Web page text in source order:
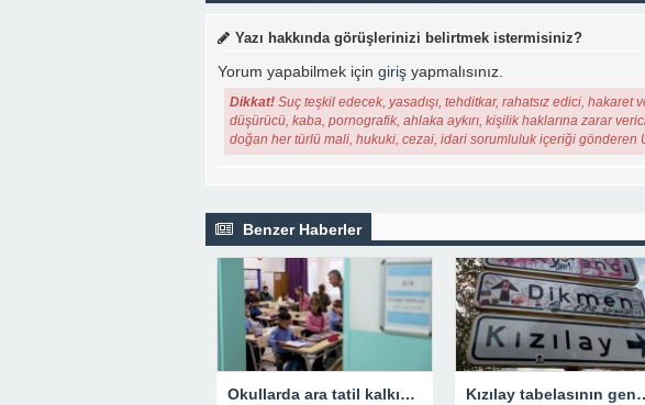
Yazı hakkında görüşlerinizi belirtmek istermisiniz?
Yorum yapabilmek için giriş yapmalısınız.
Dikkat! Suç teşkil edecek, yasadışı, tehditkar, rahatsız edici, hakaret
düşürücü, kaba, pornografik, ahlaka aykırı, kişilik haklarına zarar
doğan her türlü mali, hukuki, cezai, idari sorumluluk içeriği gönderen
Benzer Haberler
Okullarda ara tatil kalkıyor mu? Bakan Tekin’den açıklama. Kızılay